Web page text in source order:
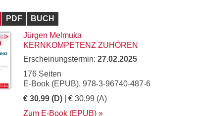
PDF
BUCH
Jürgen Melmuka
KERNKOMPETENZ ZUHÖREN
Erscheinungstermin: 27.02.2025
176 Seiten
E-Book (EPUB), 978-3-96740-487-6
€ 30,99 (D) | € 30,99 (A)
Zum E-Book (EPUB)